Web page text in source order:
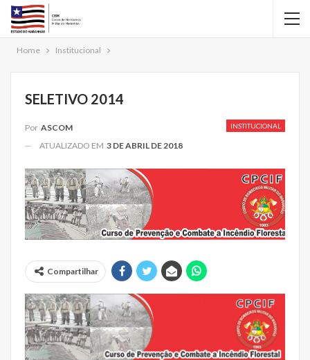
Home Institucional
SELETIVO 2014
INSTITUCIONAL
Por ASCOM
ATUALIZADO EM 3 DE ABRIL DE 2018
Compartilhar